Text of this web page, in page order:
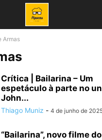
Armas
Crítica | Bailarina – Um
espetáculo à parte no
John...
Thiago Muniz - 4 de junho de
“Bailarina”, novo filme do